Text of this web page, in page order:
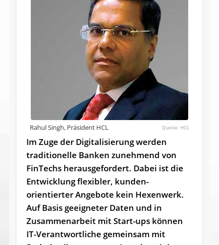
Rahul Singh, Präsident HCL HCL
Im Zuge der Digitalisierung werden
traditionelle Banken zunehmend von
FinTechs herausgefordert. Dabei ist die
Entwicklung flexibler, kunden­
orientierter Angebote kein Hexenwerk.
Auf Basis geeigneter Daten und in
Zusammenarbeit mit Start-ups können
IT-Verantwortliche gemeinsam mit